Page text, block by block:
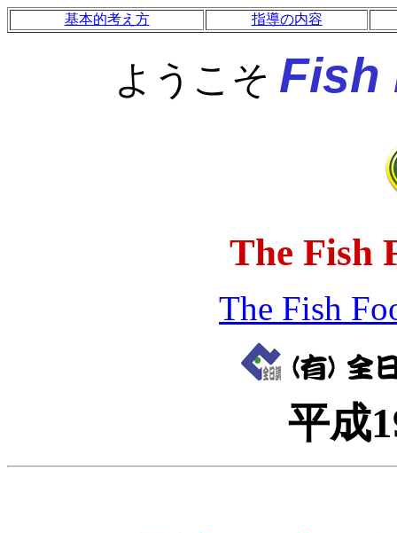
基本的考え方 指導の内容
ようこそ Fish
The Fish
The Fish
平成